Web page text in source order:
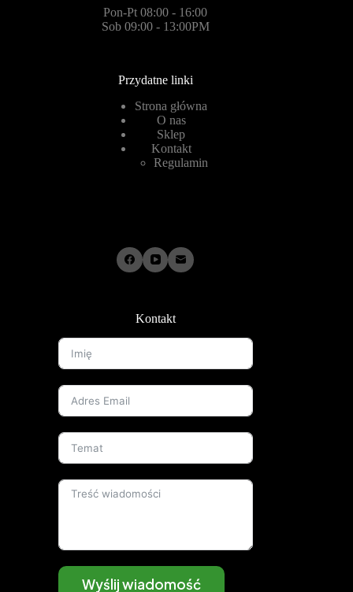
Pon-Pt 08:00 - 16:00
Sob 09:00 - 13:00PM
Przydatne linki
Strona główna
O nas
Sklep
Kontakt
Regulamin
Kontakt
Wyślij wiadomość